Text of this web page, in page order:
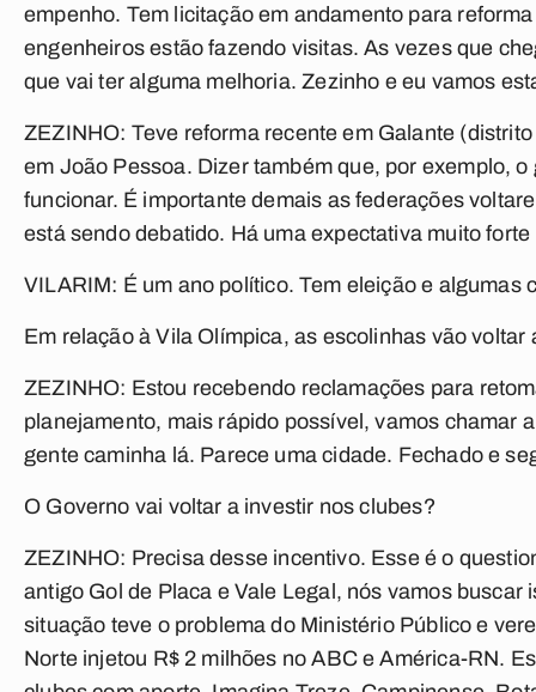
empenho. Tem licitação em andamento para
engenheiros estão fazendo visitas. As vezes que
que vai ter alguma melhoria. Zezinho e eu vamos
ZEZINHO: Teve reforma recente em Galante
em João Pessoa. Dizer também que, por exemplo,
funcionar. É importante demais as federações
está sendo debatido. Há uma expectativa muito
VILARIM: É um ano político. Tem eleição e algumas
Em relação à Vila Olímpica, as escolinhas vão voltar
ZEZINHO: Estou recebendo reclamações para
planejamento, mais rápido possível, vamos chamar
gente caminha lá. Parece uma cidade. Fechado e
O Governo vai voltar a investir nos clubes?
ZEZINHO: Precisa desse incentivo. Esse é o
antigo Gol de Placa e Vale Legal, nós vamos
situação teve o problema do Ministério Público e
Norte injetou R$ 2 milhões no ABC e América-RN.